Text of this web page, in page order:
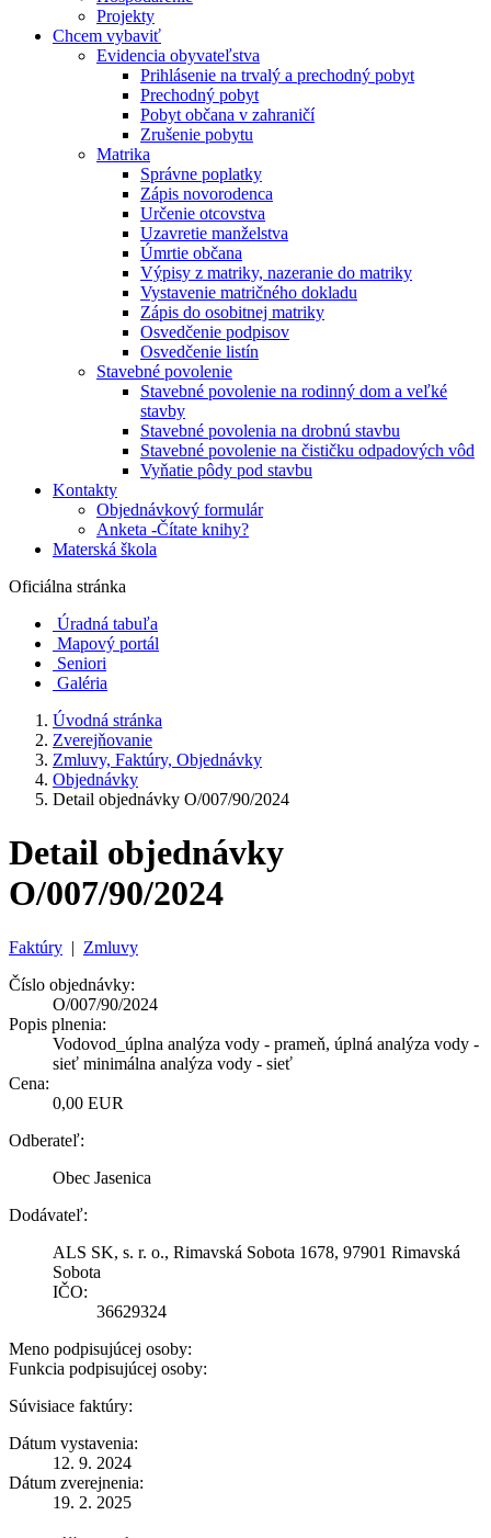
Projekty
Chcem vybaviť
Evidencia obyvateľstva
Prihlásenie na trvalý a prechodný pobyt
Prechodný pobyt
Pobyt občana v zahraničí
Zrušenie pobytu
Matrika
Správne poplatky
Zápis novorodenca
Určenie otcovstva
Uzavretie manželstva
Úmrtie občana
Výpisy z matriky, nazeranie do matriky
Vystavenie matričného dokladu
Zápis do osobitnej matriky
Osvedčenie podpisov
Osvedčenie listín
Stavebné povolenie
Stavebné povolenie na rodinný dom a veľké
stavby
Stavebné povolenia na drobnú stavbu
Stavebné povolenie na čističku odpadových vôd
Vyňatie pôdy pod stavbu
Kontakty
Objednávkový formulár
Anketa -Čítate knihy?
Materská škola
Oficiálna stránka
Úradná tabuľa
Mapový portál
Seniori
Galéria
Úvodná stránka
Zverejňovanie
Zmluvy, Faktúry, Objednávky
Objednávky
Detail objednávky O/007/90/2024
Detail objednávky
O/007/90/2024
Faktúry | Zmluvy
Číslo objednávky:
O/007/90/2024
Popis plnenia:
Vodovod_úplna analýza vody - prameň, úplná analýza vody -
sieť minimálna analýza vody - sieť
Cena:
0,00 EUR
Odberateľ:
Obec Jasenica
Dodávateľ:
ALS SK, s. r. o., Rimavská Sobota 1678, 97901 Rimavská
Sobota
IČO:
36629324
Meno podpisujúcej osoby:
Funkcia podpisujúcej osoby:
Súvisiace faktúry:
Dátum vystavenia:
12. 9. 2024
Dátum zverejnenia:
19. 2. 2025